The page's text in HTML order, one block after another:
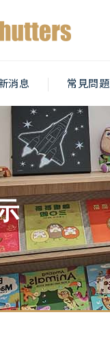
消息 常見問題